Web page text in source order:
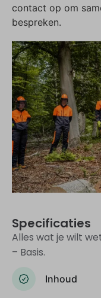
contact op om
bespreken.
Specificaties
Alles wat je wilt
– Basis.
Inhoud